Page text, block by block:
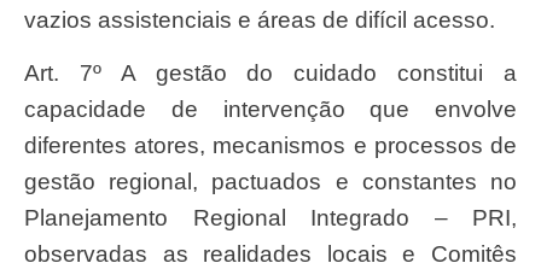
vazios assistenciais e áreas de difícil acesso.
Art. 7º A gestão do cuidado constitui a
capacidade de intervenção que envolve
diferentes atores, mecanismos e processos de
gestão regional, pactuados e constantes no
Planejamento Regional Integrado – PRI,
observadas as realidades locais e Comitês